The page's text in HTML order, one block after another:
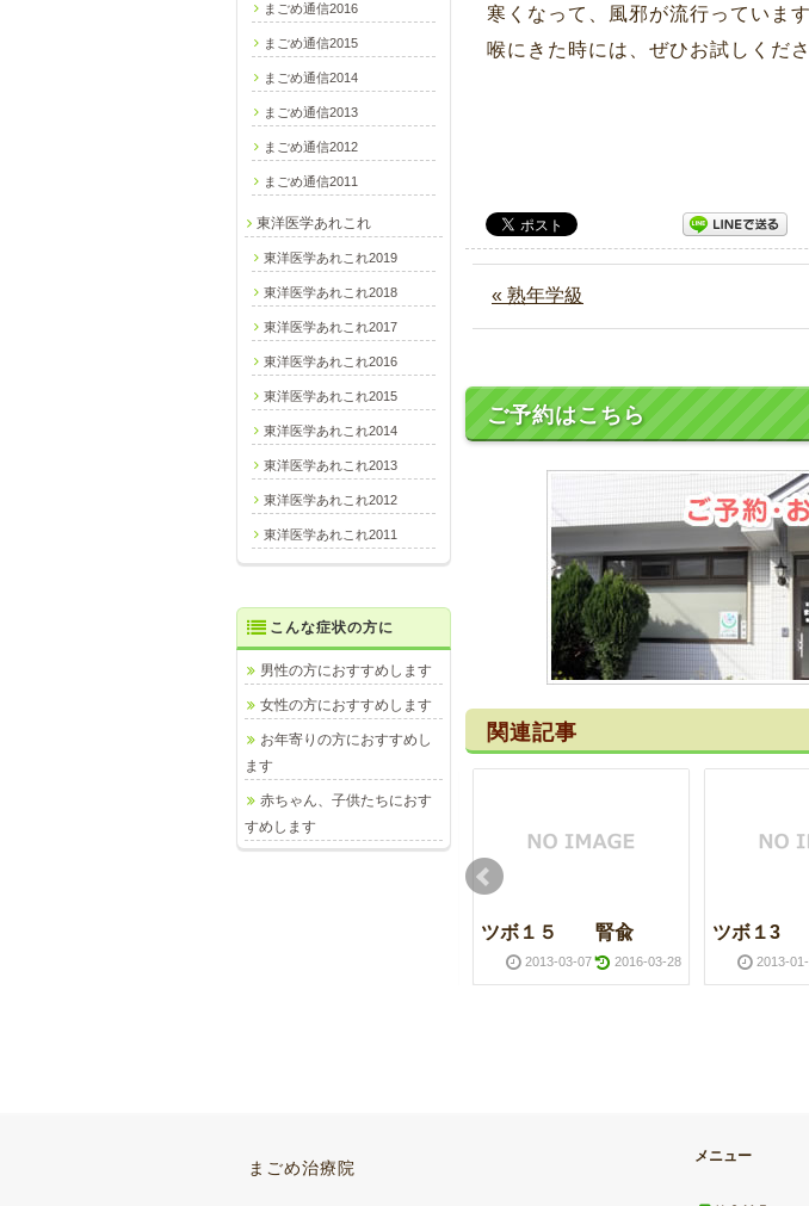
寒くなって、風邪が流行っています
喉にきた時には、ぜひお試しくださ
« 熟年学級
ご予約はこちら
関連記事
ツボ１５ 腎兪
2013-03-07 2016-03-28
ツボ１3
2013-
2013-09-12
まごめ通信2016
まごめ通信2015
まごめ通信2014
まごめ通信2013
まごめ通信2012
まごめ通信2011
東洋医学あれこれ
東洋医学あれこれ2019
東洋医学あれこれ2018
東洋医学あれこれ2017
東洋医学あれこれ2016
東洋医学あれこれ2015
東洋医学あれこれ2014
東洋医学あれこれ2013
東洋医学あれこれ2012
東洋医学あれこれ2011
こんな症状の方に
男性の方におすすめします
女性の方におすすめします
お年寄りの方におすすめし
ます
赤ちゃん、子供たちにおす
すめします
まごめ治療院
メニュー